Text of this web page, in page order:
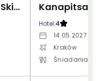
Radisson Resort Plaza Skiathos (ex. Plaza) Kanapitsa
Hotel:4
14.05.2027 -
Kraków
Śniadania